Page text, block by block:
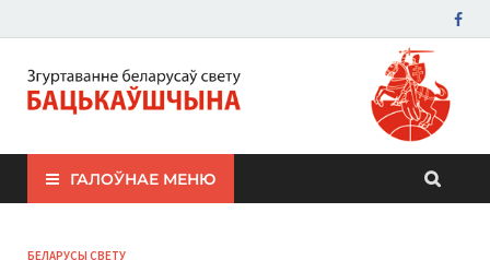
ЗБС "Бацькаўшчына"
ГАЛОЎНАЕ МЕНЮ
БЕЛАРУСЫ СВЕТУ